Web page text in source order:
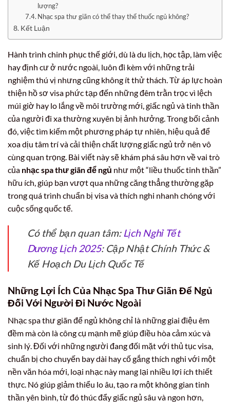
lượng?
Nhạc spa thư giãn có thể thay thế thuốc ngủ không?
Kết Luận
Hành trình chinh phục thế giới, dù là du lịch, học tập, làm việc
hay định cư ở nước ngoài, luôn đi kèm với những trải
nghiệm thú vị nhưng cũng không ít thử thách. Từ áp lực hoàn
thiện hồ sơ visa phức tạp đến những đêm trằn trọc vì lệch
múi giờ hay lo lắng về môi trường mới, giấc ngủ và tinh thần
của người đi xa thường xuyên bị ảnh hưởng. Trong bối cảnh
đó, việc tìm kiếm một phương pháp tự nhiên, hiệu quả để
xoa dịu tâm trí và cải thiện chất lượng giấc ngủ trở nên vô
cùng quan trọng. Bài viết này sẽ khám phá sâu hơn về vai trò
của nhạc spa thư giãn để ngủ như một “liều thuốc tinh thần”
hữu ích, giúp bạn vượt qua những căng thẳng thường gặp
trong quá trình chuẩn bị visa và thích nghi nhanh chóng với
cuộc sống quốc tế.
Có thể bạn quan tâm: Lịch Nghỉ Tết
Dương Lịch 2025: Cập Nhật Chính Thức &
Kế Hoạch Du Lịch Quốc Tế
Những Lợi Ích Của Nhạc Spa Thư Giãn Để Ngủ
Đối Với Người Đi Nước Ngoài
Nhạc spa thư giãn để ngủ không chỉ là những giai điệu êm
đềm mà còn là công cụ mạnh mẽ giúp điều hòa cảm xúc và
sinh lý. Đối với những người đang đối mặt với thủ tục visa,
chuẩn bị cho chuyến bay dài hay cố gắng thích nghi với một
nền văn hóa mới, loại nhạc này mang lại nhiều lợi ích thiết
thực. Nó giúp giảm thiểu lo âu, tạo ra một không gian tinh
thần yên bình, từ đó thúc đẩy giấc ngủ sâu và ngon hơn,